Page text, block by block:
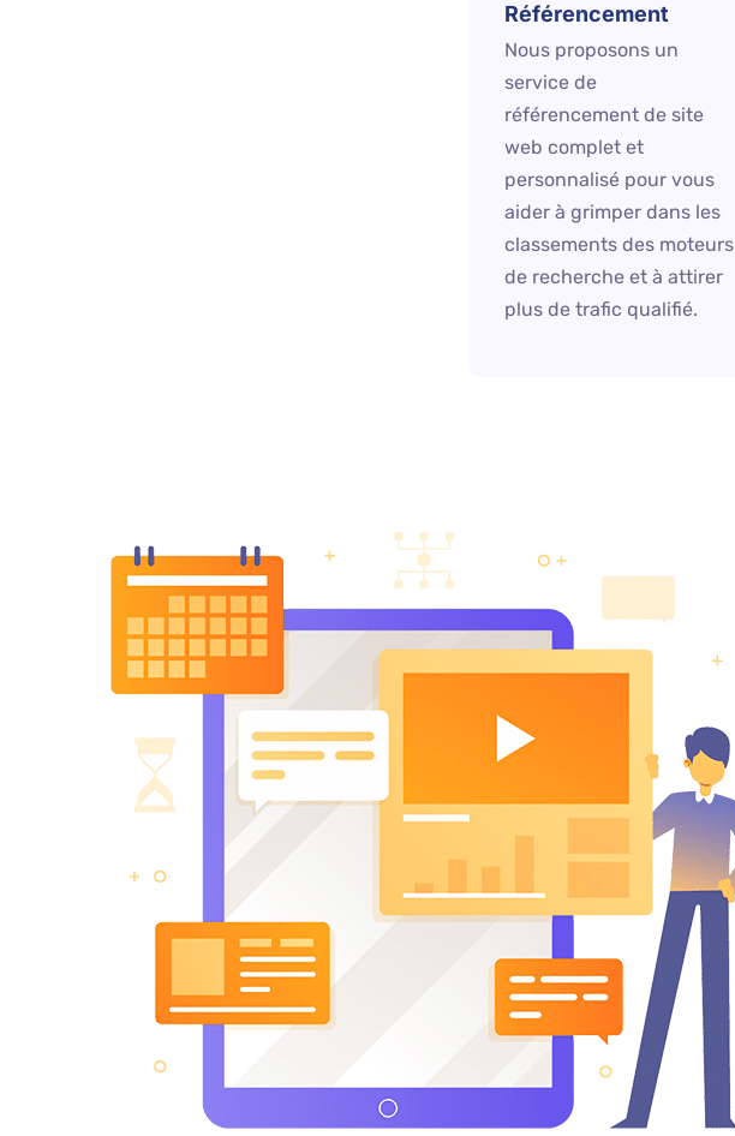
Référencement
Nous proposons un
service de
référencement de site
web complet et
personnalisé pour vous
aider à grimper dans les
classements des moteurs
de recherche et à attirer
plus de trafic qualifié.